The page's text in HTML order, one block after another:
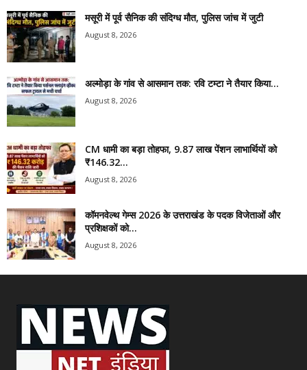
मसूरी में पूर्व सैनिक की संदिग्ध मौत, पुलिस जांच में जुटी
August 8, 2026
अल्मोड़ा के गांव से आसमान तक: रवि टम्टा ने तैयार किया...
August 8, 2026
CM धामी का बड़ा तोहफा, 9.87 लाख पेंशन लाभार्थियों को
₹146.32...
August 8, 2026
कॉमनवेल्थ गेम्स 2026 के उत्तराखंड के पदक विजेताओं और
प्रशिक्षकों को...
August 8, 2026